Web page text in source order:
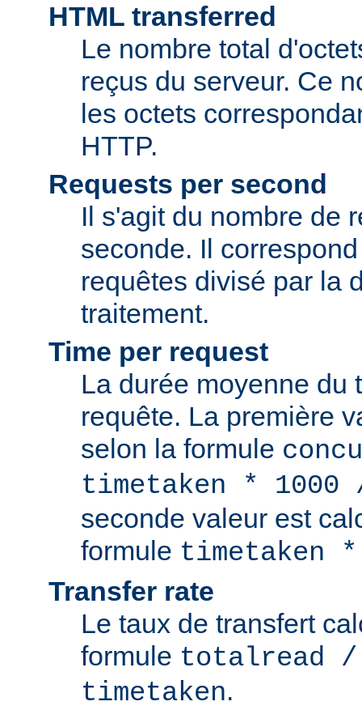
HTML transferred
Le nombre total
reçus du serveur. Ce
les octets
HTTP.
Requests per second
Il s'agit du nombre de
seconde. Il
requêtes divisé par la
traitement.
Time per request
La durée moyenne du
requête. La première
selon la formule
timetaken * 1000
seconde valeur est
formule timetaken
Transfer rate
Le taux de transfert
formule totalread /
timetaken.